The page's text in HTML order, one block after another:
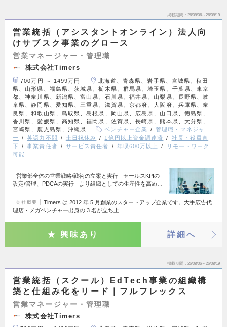
掲載期間 26/08/06～26/08/19
営業統括（アシスタントオンライン）法人向
けサブスク事業のグロース
営業マネージャー・管理職
株式会社Timers
700万円 ～ 1499万円
北海道、青森県、岩手県、宮城県、秋田
県、山形県、福島県、茨城県、栃木県、群馬県、埼玉県、千葉県、東京
都、神奈川県、新潟県、富山県、石川県、福井県、山梨県、長野県、岐
阜県、静岡県、愛知県、三重県、滋賀県、京都府、大阪府、兵庫県、奈
良県、和歌山県、鳥取県、島根県、岡山県、広島県、山口県、徳島県、
香川県、愛媛県、高知県、福岡県、佐賀県、長崎県、熊本県、大分県、
宮崎県、鹿児島県、沖縄県
ベンチャー企業
管理職・マネジャ
ー
英語力不問 土日祝休み 1億円以上資金調達済
社長・役員直
下
事業責任者 サービス責任者 年収600万以上
リモートワーク
可能
- 営業部全体の営業戦略/戦術の立案と実行 - セールスKPIの
設定/管理、PDCAの実行 - より組織としての生産性を高め…
会社概要
Timers は 2012 年 5 月創業のスタートアップ企業です。大手広告代
理店・メガベンチャー出身の 3 名が立ち上…
興味あり 詳細へ
掲載期間 26/08/06～26/08/19
営業統括（スクール）EdTech事業の組織構
築と仕組み化をリード｜フルフレックス
営業マネージャー・管理職
株式会社Timers